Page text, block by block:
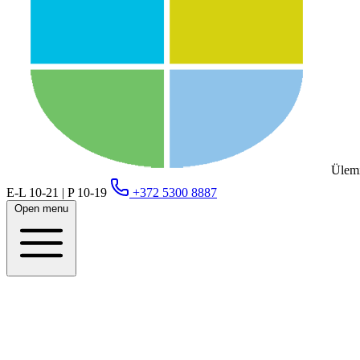
E-L 10-21 | P 10-19
+372 5300 8887
Open menu